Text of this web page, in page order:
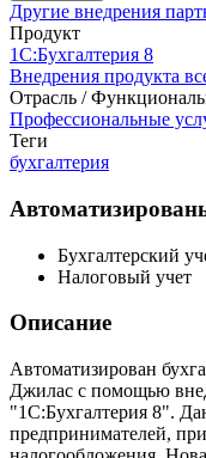
Другие внедрения
Продукт
1С:Бухгалтерия 8
Внедрения продукта
Отрасль /
Профессиональные
Теги
бухгалтерия
Бухгалтерский
Налоговый учет
Описание
Автоматизирован
Джилас с помощью
"1С:Бухгалтерия 8".
предпринимателей,